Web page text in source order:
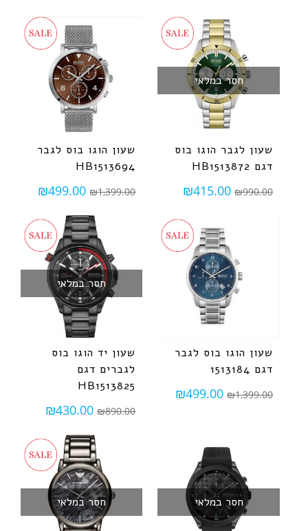
חסר במלאי
שעון לגבר הוגו בוס
דגם HB1513872
₪990.00
₪415.00
שעון הוגו בוס לגבר
HB1513694
₪1,399.00
₪499.00
שעון הוגו בוס לגבר
דגם 1513184
₪1,399.00
₪499.00
חסר במלאי
שעון יד הוגו בוס
לגברים דגם
HB1513825
₪890.00
₪430.00
חסר במלאי חסר במלאי